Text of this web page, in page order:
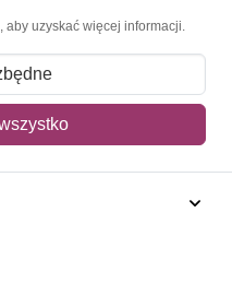
, aby uzyskać więcej informacji.